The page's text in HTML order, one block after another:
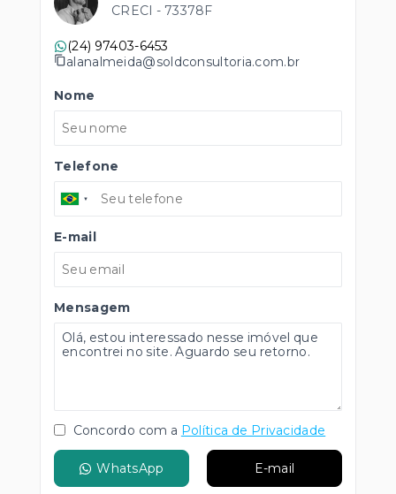
CRECI - 73378F
(24) 97403-6453
alanalmeida@soldconsultoria.com.br
Nome
Telefone
E-mail
Mensagem
Concordo com a Política de Privacidade
WhatsApp E-mail